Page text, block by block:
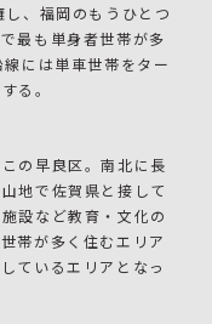
、福岡のもうひとつ
最も単身者世帯が多
には単車世帯をター
る。
の早良区。南北に長
地で佐賀県と接して
設など教育・文化の
帯が多く住むエリア
ているエリアとなっ